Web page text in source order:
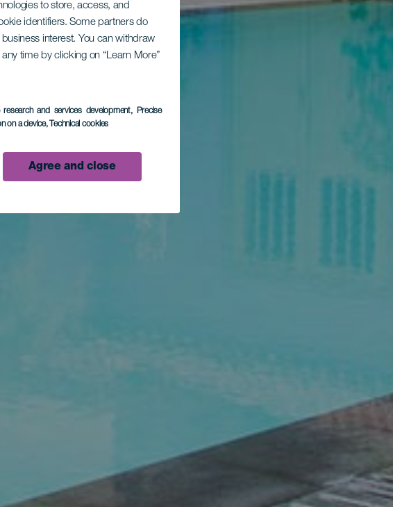
to store, access, and
identifiers. Some partners do
interest. You can withdraw
time by clicking on “Learn More”
and services development, Precise
on a device, Technical cookies
Agree and close